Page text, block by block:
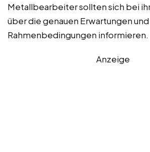
Metallbearbeiter sollten sich bei
über die genauen Erwartungen und
Rahmenbedingungen informieren.
Anzeige